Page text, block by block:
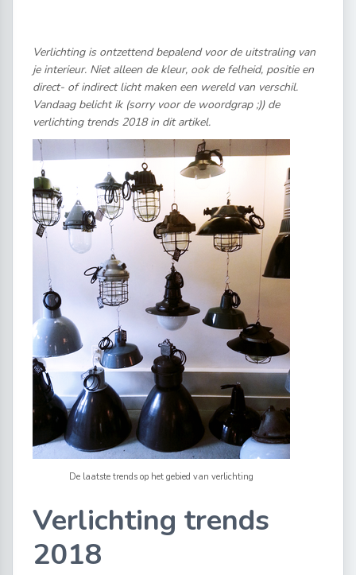
Verlichting is ontzettend bepalend voor de uitstraling van
je interieur. Niet alleen de kleur, ook de felheid, positie en
direct- of indirect licht maken een wereld van verschil.
Vandaag belicht ik (sorry voor de woordgrap ;)) de
verlichting trends 2018 in dit artikel.
De laatste trends op het gebied van verlichting
Verlichting trends
2018